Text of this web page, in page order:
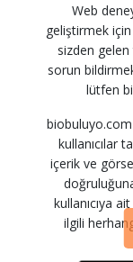
Harita
Web
geliştirmek
sizden
sorun
lütfen
kullanıcılar
içerik ve
kullanıcıya
ilgili